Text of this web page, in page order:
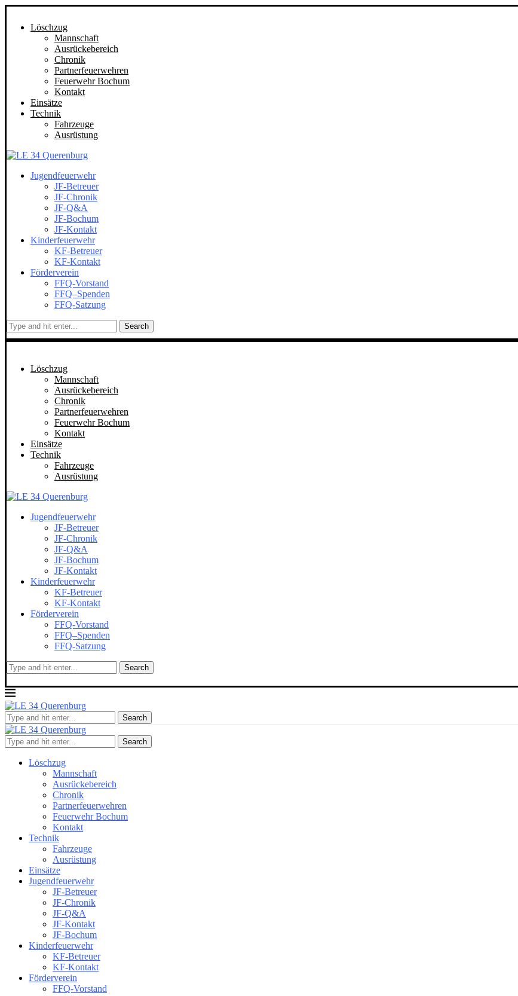
Löschzug
Mannschaft
Ausrückebereich
Chronik
Partnerfeuerwehren
Feuerwehr Bochum
Kontakt
Einsätze
Technik
Fahrzeuge
Ausrüstung
Jugendfeuerwehr
JF-Betreuer
JF-Chronik
JF-Q&A
JF-Bochum
JF-Kontakt
Kinderfeuerwehr
KF-Betreuer
KF-Kontakt
Förderverein
FFQ-Vorstand
FFQ–Spenden
FFQ-Satzung
Search
Löschzug
Mannschaft
Ausrückebereich
Chronik
Partnerfeuerwehren
Feuerwehr Bochum
Kontakt
Einsätze
Technik
Fahrzeuge
Ausrüstung
Jugendfeuerwehr
JF-Betreuer
JF-Chronik
JF-Q&A
JF-Bochum
JF-Kontakt
Kinderfeuerwehr
KF-Betreuer
KF-Kontakt
Förderverein
FFQ-Vorstand
FFQ–Spenden
FFQ-Satzung
Search
Search
Search
Löschzug
Mannschaft
Ausrückebereich
Chronik
Partnerfeuerwehren
Feuerwehr Bochum
Kontakt
Technik
Fahrzeuge
Ausrüstung
Einsätze
Jugendfeuerwehr
JF-Betreuer
JF-Chronik
JF-Q&A
JF-Kontakt
JF-Bochum
Kinderfeuerwehr
KF-Betreuer
KF-Kontakt
Förderverein
FFQ-Vorstand